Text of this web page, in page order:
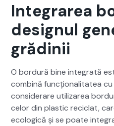
Integrarea
designul
grădinii
O bor­dură bine inte­grată
com­bină funcțion­al­i­tatea
con­sid­er­are uti­lizarea
celor din plas­tic reci­clat,
eco­log­ică și se poate